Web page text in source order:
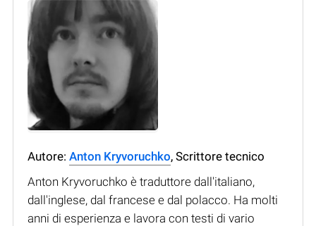
Autore: Anton Kryvoruchko, Scrittore tecnico
Anton Kryvoruchko è traduttore dall'italiano,
dall'inglese, dal francese e dal polacco. Ha molti
anni di esperienza e lavora con testi di vario